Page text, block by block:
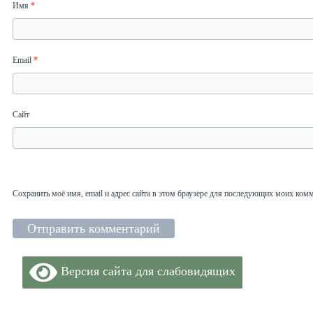
Имя*
Email*
Сайт
Сохранить моё имя, email и адрес сайта в этом браузере для последующих моих
Версия сайта для слабовидящих